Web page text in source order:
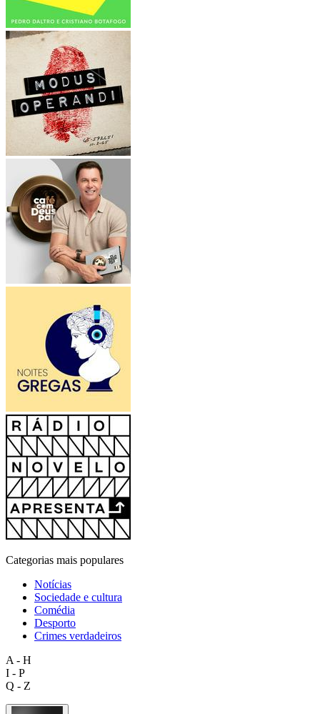
Categorias mais populares
Notícias
Sociedade e cultura
Comédia
Desporto
Crimes verdadeiros
A - H
I - P
Q - Z